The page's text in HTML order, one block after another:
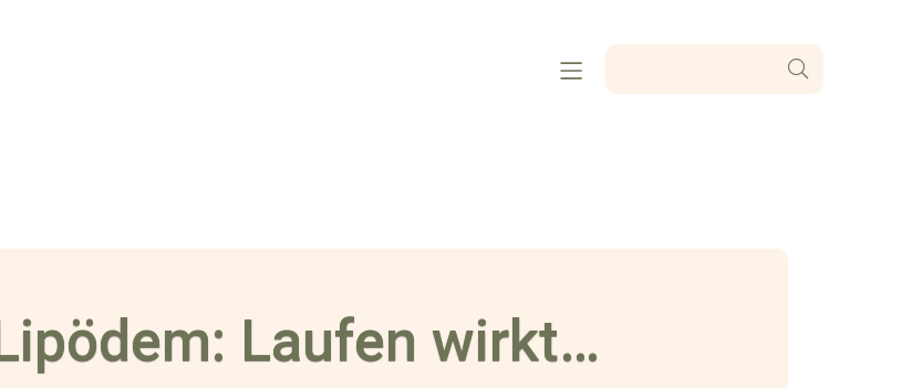
Laufen wirkt…